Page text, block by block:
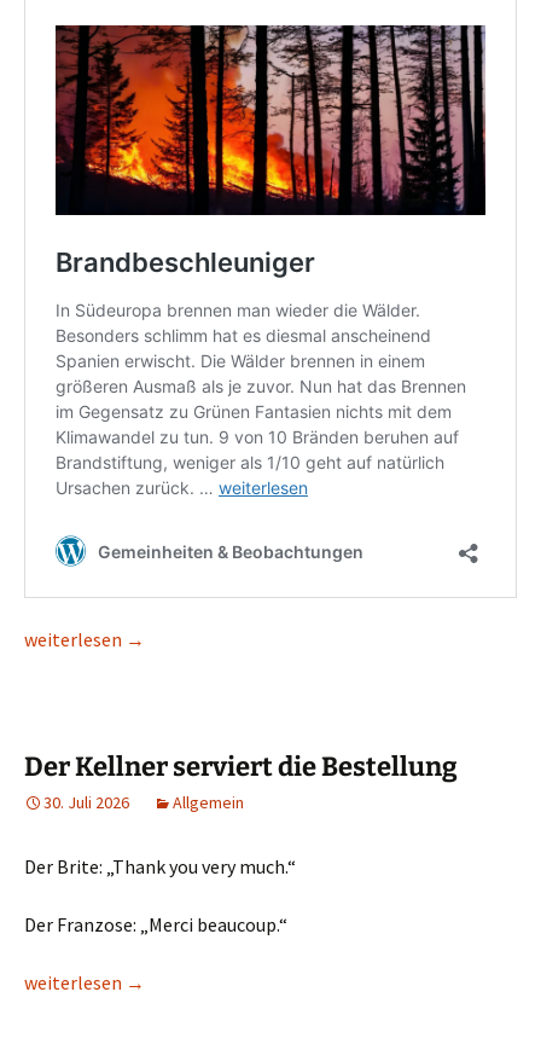
Brandbeschleuniger II
weiterlesen →
Der Kellner serviert die Bestellung
30. Juli 2026 Allgemein
Der Brite: „Thank you very much.“
Der Franzose: „Merci beaucoup.“
Der Kellner serviert die Bestellung
weiterlesen →